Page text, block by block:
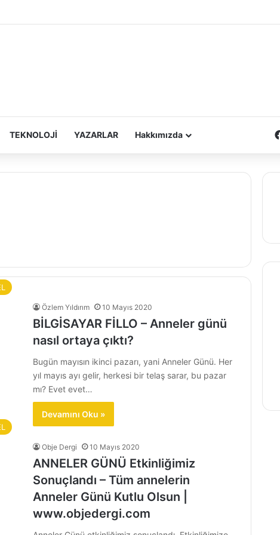
TEKNOLOJİ YAZARLAR Hakkımızda
Özlem Yıldırım 10 Mayıs 2020
BİLGİSAYAR FİLLO – Anneler günü
nasıl ortaya çıktı?
Bugün mayısın ikinci pazarı, yani Anneler Günü. Her
yıl mayıs ayı gelir, herkesi bir telaş sarar, bu pazar
mı? Evet evet…
Devamını Oku »
Obje Dergi 10 Mayıs 2020
ANNELER GÜNÜ Etkinliğimiz
Sonuçlandı – Tüm annelerin
Anneler Günü Kutlu Olsun |
www.objedergi.com